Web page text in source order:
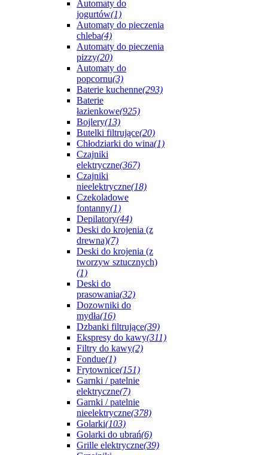
Automaty do
jogurtów(1)
Automaty do pieczenia
chleba(4)
Automaty do pieczenia
pizzy(20)
Automaty do
popcornu(3)
Baterie kuchenne(293)
Baterie
łazienkowe(925)
Bojlery(13)
Butelki filtrujące(20)
Chłodziarki do wina(1)
Czajniki
elektryczne(367)
Czajniki
nieelektryczne(18)
Czekoladowe
fontanny(1)
Depilatory(44)
Deski do krojenia (z
drewna)(7)
Deski do krojenia (z
tworzyw sztucznych)
(1)
Deski do
prasowania(32)
Dozowniki do
mydła(16)
Dzbanki filtrujące(39)
Ekspresy do kawy(311)
Filtry do kawy(2)
Fondue(1)
Frytownice(151)
Garnki / patelnie
elektryczne(7)
Garnki / patelnie
nieelektryczne(378)
Golarki(103)
Golarki do ubrań(6)
Grille elektryczne(39)